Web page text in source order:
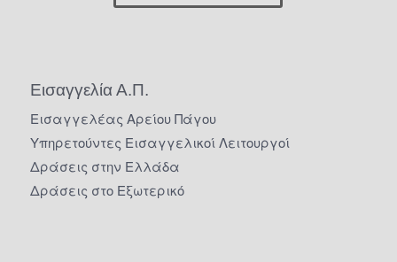
Εισαγγελία Α.Π.
Εισαγγελέας Αρείου Πάγου
Υπηρετούντες Εισαγγελικοί Λειτουργοί
Δράσεις στην Ελλάδα
Δράσεις στο Εξωτερικό